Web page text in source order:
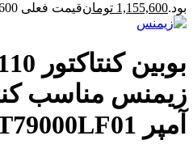
بود.1,155,600 تومانقیمت فعلی 1,155,600 تومان است.
آمپر 3MT79000LF01